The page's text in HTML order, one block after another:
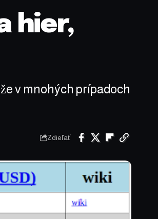
hier,
v mnohých prípadoch
Zdieľať